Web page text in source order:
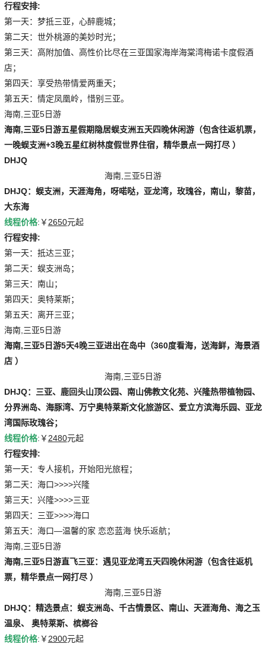
行程安排:
第一天：梦抵三亚，心醉鹿城；
第二天：世外桃源的美妙时光；
第三天：高附加值、高性价比尽在三亚国家海岸海棠湾梅诺卡度假酒
店；
第四天：享受热带情爱两重天；
第五天：情定凤凰岭，惜别三亚。
海南,三亚5日游
海南,三亚5日游五星假期隐居蜈支洲五天四晚休闲游（包含往返机票，
一晚蜈支洲+3晚五星红树林度假世界住宿，精华景点一网打尽 ）
DHJQ
海南,三亚5日游
DHJQ：蜈支洲，天涯海角，呀喏哒，亚龙湾，玫瑰谷，南山，黎苗，
大东海
线程价格:￥ 2650元起
行程安排:
第一天：抵达三亚；
第二天：蜈支洲岛；
第三天：南山；
第四天：奥特莱斯；
第五天：离开三亚；
海南,三亚5日游
海南,三亚5日游5天4晚三亚进出在岛中（360度看海，送海鲜，海景酒
店 ）
海南,三亚5日游
DHJQ：三亚、鹿回头山顶公园、南山佛教文化苑、兴隆热带植物园、
分界洲岛、海豚湾、万宁奥特莱斯文化旅游区、爱立方滨海乐园、亚龙
湾国际玫瑰谷；
线程价格:￥ 2480元起
行程安排:
第一天：专人接机，开始阳光旅程；
第二天：海口>>>>兴隆
第三天：兴隆>>>>三亚
第四天：三亚>>>>海口
第五天：海口—温馨的家 恋恋蓝海 快乐返航；
海南,三亚5日游
海南,三亚5日游直飞三亚：遇见亚龙湾五天四晚休闲游（包含往返机
票，精华景点一网打尽 ）
海南,三亚5日游
DHJQ：精选景点：蜈支洲岛、千古情景区、南山、天涯海角、海之玉
温泉、 奥特莱斯、槟榔谷
线程价格:￥ 2900元起